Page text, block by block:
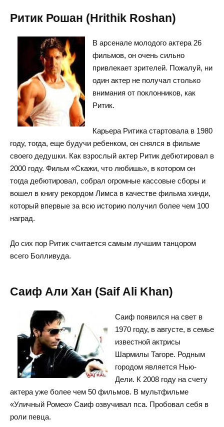
Ритик Рошан (Hrithik Roshan)
В арсенале молодого актера 26
фильмов, он очень сильно
привлекает зрителей. Пожалуй, ни
один актер не получал столько
внимания от поклонников, как
Ритик.
Карьера Ритика стартовала в 1980
году, тогда, еще будучи ребенком, он снялся в фильме
своего дедушки. Как взрослый актер Ритик дебютировал в
2000 году. Фильм «Скажи, что любишь», в котором он
тогда дебютировал, собрал огромные кассовые сборы и
вошел в книгу рекордом Лимса в качестве фильма хинди,
который впервые за всю историю получил более чем 100
наград.
До сих пор Ритик считается самым лучшим танцором
всего Болливуда.
Саиф Али Хан (Saif Ali Khan)
Саиф появился на свет в
1970 году, в августе, в семье
известной актрисы
Шармилы Тагоре. Родным
городом является Нью-
Дели. К 2008 году на счету
актера уже более чем 50 фильмов. В мультфильме
«Уличный Ромео» Саиф озвучивал пса. Пробовал себя в
роли певца.